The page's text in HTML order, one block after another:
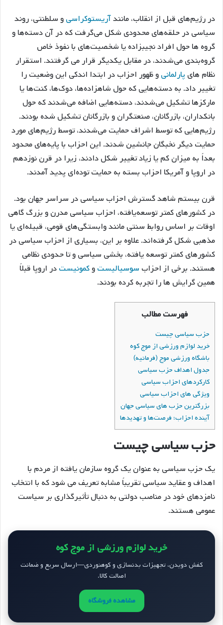
در رژیم‌های قبل از انقلاب، مانندآریستوکراسیو سلطنتی، روند
سیاسی در حلقه‌های محدودی شکل می‌گرفت که در آن دسته‌ها و
گروه ها حول افراد نجیبزاده یا شخصیت‌های با نفوذ خاص
گروه‌بندی می‌شدند، در مقابل یکدیگر قرار می گرفتند. استقرار
نظام های پارلمانیو ظهور احزاب در ابتدا اندکی این وضعیت را
تغییر داد. به دسته‌هایی که حول شاهزاده‌ها، دوک‌ها، کنت‌ها یا
مارکزها تشکیل می‌شدند، دسته‌هایی اضافه می‌شدند که حول
بانکداران، بازرگانان، صنعتگران و بازرگانان تشکیل شده بودند.
رژیم‌هایی که توسط اشراف حمایت می‌شدند، توسط رژیم‌های مورد
حمایت دیگر نخبگان جانشین شدند. این احزاب با پایه‌های محدود
بعداً به میزان کم یا زیاد تغییر شکل دادند، زیرا در قرن نوزدهم
در اروپا و آمریکا احزاب بسته به حمایت توده‌ای پدید آمدند.
قرن بیستم شاهد گسترش احزاب سیاسی در سراسر جهان بود.
در کشورهای کمتر توسعه‌یافته، احزاب سیاسی مدرن و بزرگ گاهی
اوقات بر اساس روابط سنتی مانند وابستگی‌های قومی، قبیله‌ای یا
مذهبی شکل گرفته‌اند. علاوه بر این، بسیاری از احزاب سیاسی در
کشورهای کمتر توسعه یافته، بخشی سیاسی و تا حدودی نظامی
هستند. برخی از احزاب سوسیالیستوکمونیستدر اروپا قبلاً
همین گرایش ها را تجربه کرده بودند.
فهرست مطالب
حزب سیاسی چیست
خرید لوازم ورزشی از موج کوه
باشگاه ورزشی موج (فرمانیه)
جدول اهداف حزب سیاسی
کارکردهای احزاب سیاسی
ویژگی های احزاب سیاسی
بزرگترین حزب های سیاسی جهان
آینده احزاب؛ فرصت‌ها و تهدیدها
حزب سیاسی چیست
یک حزب سیاسی به عنوان یک گروه سازمان یافته از مردم با
اهداف و عقاید سیاسی تقریباً مشابه تعریف می شود که با انتخاب
نامزدهای خود در مناصب دولتی به دنبال تأثیرگذاری بر سیاست
عمومی هستند.
خرید لوازم ورزشی از موج کوه
کفش دویدن، تجهیزات بدنسازی و کوهنوردی—ارسال سریع و ضمانت
اصالت کالا.
مشاهده فروشگاه